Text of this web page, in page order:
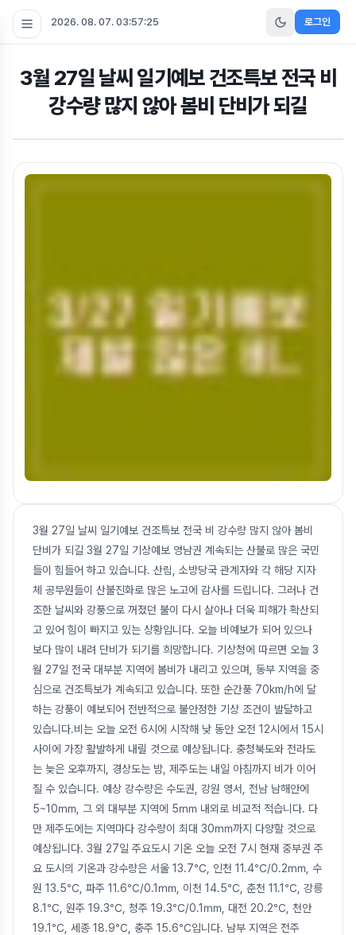
2026. 08. 07. 03:57:26 로그인
3월 27일 날씨 일기예보 건조특보 전국 비
강수량 많지 않아 봄비 단비가 되길
3월 27일 날씨 일기예보 건조특보 전국 비 강수량 많지 않아 봄비
단비가 되길 3월 27일 기상예보 영남권 계속되는 산불로 많은 국민
들이 힘들어 하고 있습니다. 산림, 소방당국 관계자와 각 해당 지자
체 공무원들이 산불진화로 많은 노고에 감사를 드립니다. 그러나 건
조한 날씨와 강풍으로 꺼졌던 불이 다시 살아나 더욱 피해가 확산되
고 있어 힘이 빠지고 있는 상황입니다. 오늘 비예보가 되어 있으나
보다 많이 내려 단비가 되기를 희망합니다. 기상청에 따르면 오늘 3
월 27일 전국 대부분 지역에 봄비가 내리고 있으며, 동부 지역을 중
심으로 건조특보가 계속되고 있습니다. 또한 순간풍 70km/h에 달
하는 강풍이 예보되어 전반적으로 불안정한 기상 조건이 발달하고
있습니다.비는 오늘 오전 6시에 시작해 낮 동안 오전 12시에서 15시
사이에 가장 활발하게 내릴 것으로 예상됩니다. 충청북도와 전라도
는 늦은 오후까지, 경상도는 밤, 제주도는 내일 아침까지 비가 이어
질 수 있습니다. 예상 강수량은 수도권, 강원 영서, 전남 남해안에
5~10㎜, 그 외 대부분 지역에 5㎜ 내외로 비교적 적습니다. 다
만 제주도에는 지역마다 강수량이 최대 30㎜까지 다양할 것으로
예상됩니다. 3월 27일 주요도시 기온 오늘 오전 7시 현재 중부권 주
요 도시의 기온과 강수량은 서울 13.7℃, 인천 11.4℃/0.2㎜, 수
원 13.5℃, 파주 11.6℃/0.1㎜, 이천 14.5℃, 춘천 11.1℃, 강릉
8.1℃, 원주 19.3℃, 청주 19.3℃/0.1㎜, 대전 20.2℃, 천안
19.1℃, 세종 18.9℃, 충주 15.6℃입니다. 남부 지역은 전주